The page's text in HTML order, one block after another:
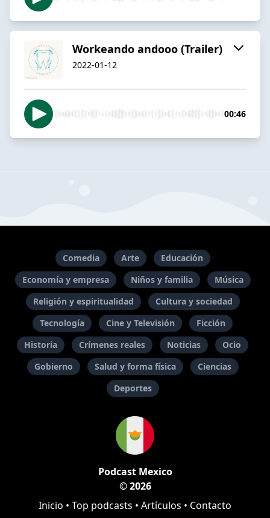
Workeando andooo (Trailer)
2022-01-12
00:46
Comedia Arte
Educación
Economía y empresa
Niños y familia
Música
Religión y espiritualidad
Cultura y sociedad
Tecnología
Cine y Televisión
Ficción
Historia
Crímenes reales Noticias
Ocio
Gobierno
Salud y forma física
Ciencias
Deportes
Podcast Mexico
© 2026
Inicio • Top podcasts • Artículos • Contacto